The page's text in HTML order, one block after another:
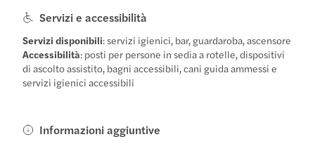
Servizi e accessibilità
Servizi disponibili: servizi igienici, bar, guardaroba, ascensore
Accessibilità: posti per persone in sedia a rotelle, dispositivi
di ascolto assistito, bagni accessibili, cani guida ammessi e
servizi igienici accessibili
Informazioni aggiuntive